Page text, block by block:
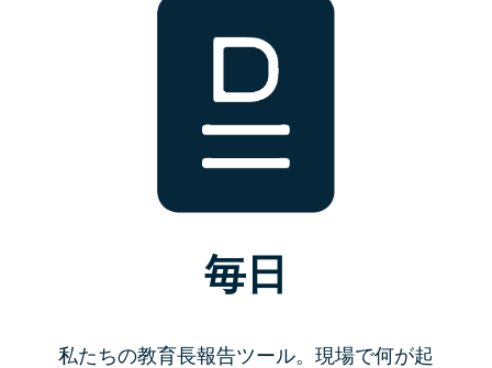
毎日
私たちの教育長報告ツール。現場で何が起